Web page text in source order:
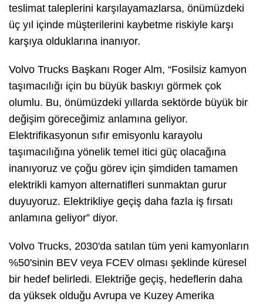
teslimat taleplerini karşılayamazlarsa, önümüzdeki
üç yıl içinde müşterilerini kaybetme riskiyle karşı
karşıya olduklarına inanıyor.
Volvo Trucks Başkanı Roger Alm, “Fosilsiz kamyon
taşımacılığı için bu büyük baskıyı görmek çok
olumlu. Bu, önümüzdeki yıllarda sektörde büyük bir
değişim göreceğimiz anlamına geliyor.
Elektrifikasyonun sıfır emisyonlu karayolu
taşımacılığına yönelik temel itici güç olacağına
inanıyoruz ve çoğu görev için şimdiden tamamen
elektrikli kamyon alternatifleri sunmaktan gurur
duyuyoruz. Elektrikliye geçiş daha fazla iş fırsatı
anlamına geliyor” diyor.
Volvo Trucks, 2030'da satılan tüm yeni kamyonların
%50'sinin BEV veya FCEV olması şeklinde küresel
bir hedef belirledi. Elektriğe geçiş, hedeflerin daha
da yüksek olduğu Avrupa ve Kuzey Amerika